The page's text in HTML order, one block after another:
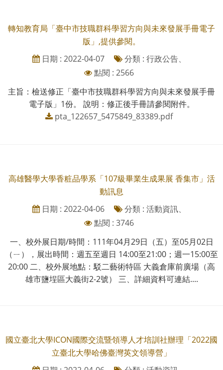
轉知教育局「臺中市技職群科學習方向與未來發展手冊電子
版」,提供參閱。
日期 : 2022-04-07
分類 : 行政公告、
點閱 : 2566
主旨：檢送修正「臺中市技職群科學習方向與未來發展手冊
電子版」1份。 說明：修正後手冊請參閱附件。
pta_122657_5475849_83389.pdf
高雄醫學大學香粧品學系「107級畢業生成果展 香集市」活
動訊息
日期 : 2022-04-06
分類 : 活動資訊、
點閱 : 3746
一、校外展日期/時間：111年04月29日（五）至05月02日
（ㄧ），展出時間：週五至週日 14:00至21:00；週一15:00至
20:00 二、校外展地點：駁二藝術特區 大義倉庫前廣場（高
雄市鹽埕區大義街2-2號） 三、詳細資料可連結....
國立臺北大學ICON國際交流暨領導人才培訓社辦理「2022國
立臺北大學哈佛臺灣英文領導營」